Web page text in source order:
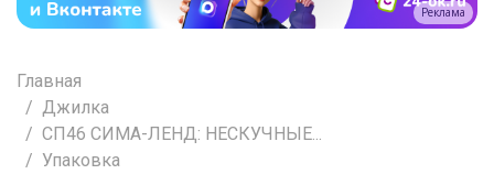
Реклама
Главная
Джилка
СП46 СИМА-ЛЕНД: НЕСКУЧНЫЕ...
Упаковка